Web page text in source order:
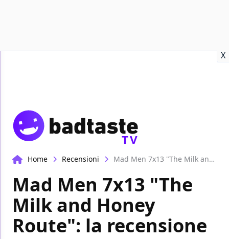
X
TV
Home Recensioni Mad Men 7x13 "The Milk and Honey Route": la recensione
Mad Men 7x13 "The
Milk and Honey
Route": la recensione